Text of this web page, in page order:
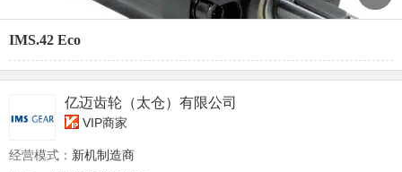
IMS.42 Eco
亿迈齿轮（太仓）有限公司
VIP商家
经营模式： 新机制造商